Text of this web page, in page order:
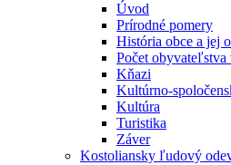
Úvod
Prírodné pomery
História obce a jej
Počet obyvateľstva
Kňazi
Kultúrno-
Kultúra
Turistika
Záver
Kostoliansky ľudový